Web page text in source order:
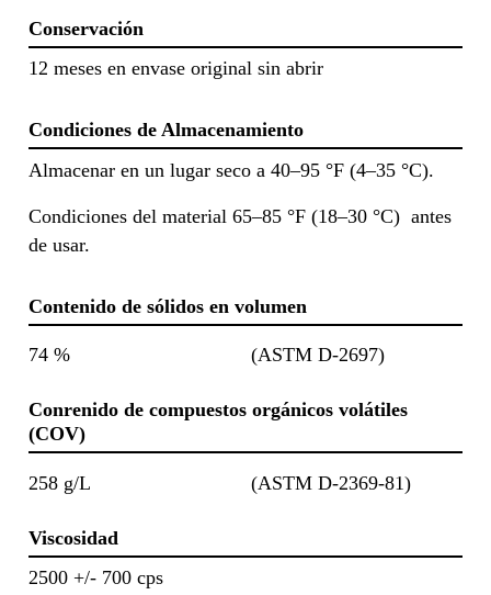
Conservación
12 meses en envase original sin abrir
Condiciones de Almacenamiento
Almacenar en un lugar seco a 40–95 °F (4–35 °C).
Condiciones del material 65–85 °F (18–30 °C) antes
de usar.
Contenido de sólidos en volumen
74 % (ASTM D-2697)
Conrenido de compuestos orgánicos volátiles
(COV)
258 g/L (ASTM D-2369-81)
Viscosidad
2500 +/- 700 cps